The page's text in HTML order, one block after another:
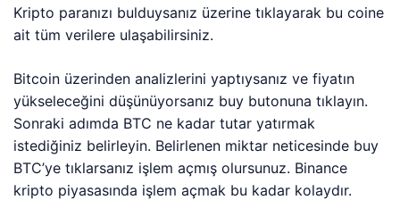
Kripto paranızı bulduysanız üzerine tıklayarak bu coine
ait tüm verilere ulaşabilirsiniz.
Bitcoin üzerinden analizlerini yaptıysanız ve fiyatın
yükseleceğini düşünüyorsanız buy butonuna tıklayın.
Sonraki adımda BTC ne kadar tutar yatırmak
istediğiniz belirleyin. Belirlenen miktar neticesinde buy
BTC’ye tıklarsanız işlem açmış olursunuz. Binance
kripto piyasasında işlem açmak bu kadar kolaydır.